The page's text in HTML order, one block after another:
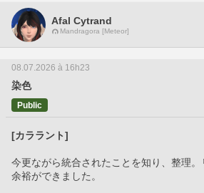
Afal Cytrand
Mandragora [Meteor]
08.07.2026 à 16h23
染色
Public
[カララント]
今更ながら統合されたことを知り、整理
余裕ができました。